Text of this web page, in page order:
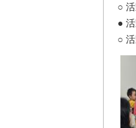
○
●
○